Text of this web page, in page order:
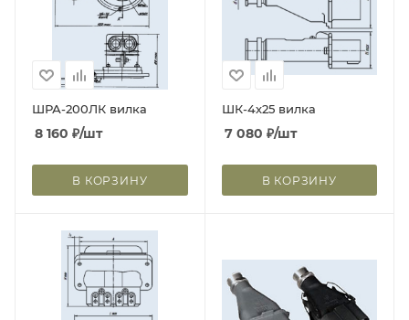
ШРА-200ЛК вилка
8 160 ₽/шт
В КОРЗИНУ
ШК-4х25 вилка
7 080 ₽/шт
В КОРЗИНУ